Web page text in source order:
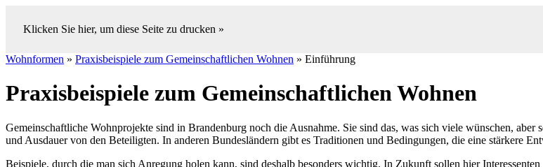
Klicken Sie hier, um diese Seite zu drucken »
Wohnformen » Praxisbeispiele zum Gemeinschaftlichen Wohnen » Einführung
Praxisbeispiele zum Gemeinschaftlichen Wohnen
Gemeinschaftliche Wohnprojekte sind in Brandenburg noch die Ausnahme. Sie sind das, was sich viele wünschen,
und Ausdauer von den Beteiligten. In anderen Bundesländern gibt es Traditionen und Bedingungen, die eine stärkere
Beispiele, durch die man sich Anregung holen kann, sind deshalb besonders wichtig. In Zukunft sollen hier